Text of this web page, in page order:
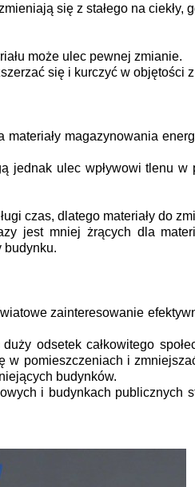
się z stałego na
może ulec pewnej zmianie.
się i kurczyć w
magazynowania
jednak ulec wpływowi tlenu
czas, dlatego materiały do
jest mniej żrących dla
budynku.
zainteresowanie
odsetek całkowitego
w pomieszczeniach i
budynków.
i budynkach